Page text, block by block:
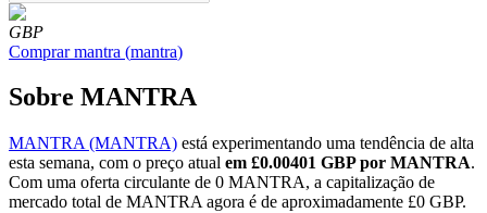
Futuros COIN-M
Futuros de criptomoeda
GBP
Comprar mantra (mantra)
Sobre MANTRA
MANTRA (MANTRA) está experimentando uma tendência de alta
esta semana, com o preço atual em £0.00401 GBP por MANTRA.
Com uma oferta circulante de 0 MANTRA, a capitalização de
mercado total de MANTRA agora é de aproximadamente £0 GBP.